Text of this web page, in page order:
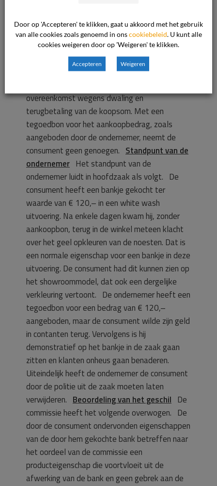
de consument niet af aan de verplichting van de
ondernemer om hem volledig te informeren.
Bovendien heeft hij de vlekken niet gezien. Op
het bankje lagen kussen en stonden planten.
De consument verlangt – zo begrijpt de
overeenkomst wegens dwaling en
terugbetaling van de koopsom. Met een
tegoedbon voor het aankoopbedrag, zoals
aangeboden door de ondernemer, neemt de
consument geen genoegen. Standpunt van de
ondernemer Het standpunt van de
ondernemer luidt in hoofdzaak als volgt. De
consument heeft een bankje gekocht ter
waarde van € 120,– in een white wash
uitvoering. Na enkele dagen kwam hij, zonder
aankoopbon, terug in de winkel meteen klacht
over het geel opkleuren van de noesten. Dat is
een normale eigenschap voor een bankje in deze
uitvoering. De consument had dit kunnen zien op
het showroommodel, dat ook een dergelijke
verkleuring vertoont. De ondernemer heeft een
tegoedbon voor een bedrag van € 120,–
aangeboden, maar de consument wilde zijn geld
in contanten terug. Vervolgens is hij
demonstratief op het bankje in de zaak gaan
zitten en klanten onheus gaan benaderen.
Uiteindelijk heeft de ondernemer de consument
door de politie uit de zaak moeten laten
verwijderen. Beoordeling van het geschil De
commissie heeft het volgende overwogen. De
door de consument ondervonden eigenschappen
van de door hem gekochte bank betreffen naar
het oordeel van de commissie een
producteigenschap die voortvloeit uit de
afwerking van de bank en geen gebrek aan de
Door op 'Accepteren' te klikken, gaat u akkoord met het gebruik
van alle cookies zoals genoemd in onscookiebeleid . U kunt alle
cookies weigeren door op 'Weigeren' te klikken.
Accepteren Weigeren